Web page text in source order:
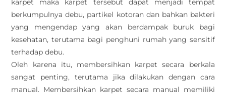
karpet maka karpet tersebut dapat menjadi tempat
berkumpulnya debu, partikel kotoran dan bahkan bakteri
yang mengendap yang akan berdampak buruk bagi
kesehatan, terutama bagi penghuni rumah yang sensitif
terhadap debu.
Oleh karena itu, membersihkan karpet secara berkala
sangat penting, terutama jika dilakukan dengan cara
manual. Membersihkan karpet secara manual memiliki